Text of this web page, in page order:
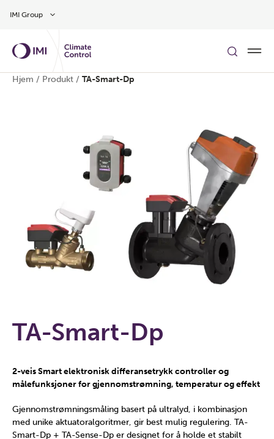
IMI Group
Hjem / Produkt / TA-Smart-Dp
TA-Smart-Dp
2-veis Smart elektronisk differansetrykk controller og
målefunksjoner for gjennomstrømning, temperatur og effekt
Gjennomstrømningsmåling basert på ultralyd, i kombinasjon
med unike aktuatoralgoritmer, gir best mulig regulering. TA-
Smart-Dp + TA-Sense-Dp er designet for å holde et stabilt